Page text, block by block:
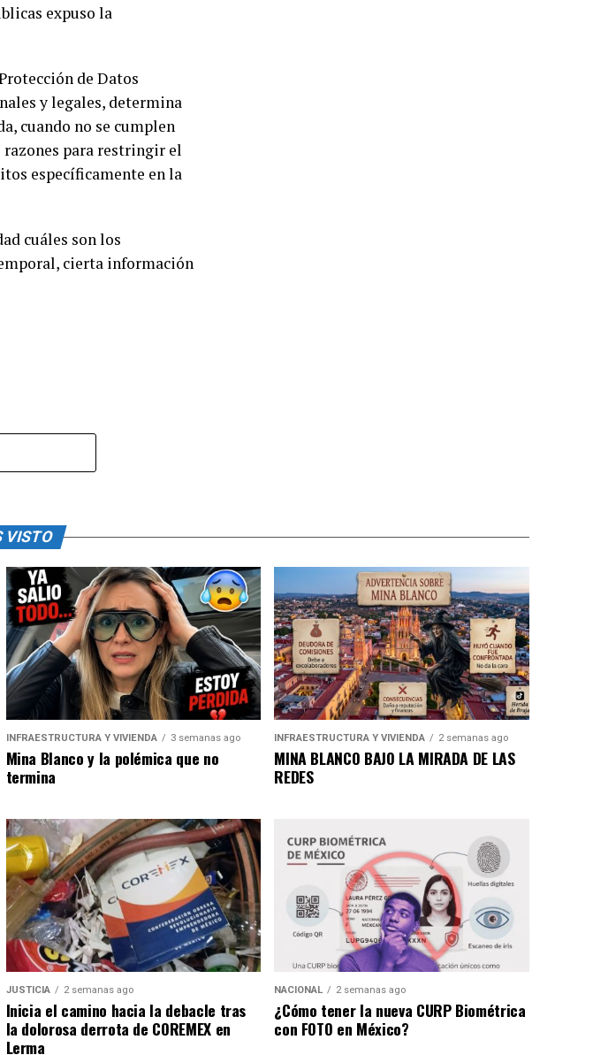
expuso la
de Datos
y legales, determina
cuando no se cumplen
para restringir el
específicamente en la
cuáles son los
cierta información
VISTO
INFRAESTRUCTURA Y VIVIENDA 3 semanas ago
Mina Blanco y la polémica que no
termina
INFRAESTRUCTURA Y VIVIENDA 2 semanas ago
MINA BLANCO BAJO LA MIRADA DE LAS
REDES
JUSTICIA 2 semanas ago
Inicia el camino hacia la debacle tras
la dolorosa derrota de COREMEX en
Lerma
NACIONAL 2 semanas ago
¿Cómo tener la nueva CURP Biométrica
con FOTO en México?